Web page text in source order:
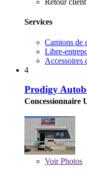
Retour
Services
Camions de
Libre-
Accessoires
4
Prodigy
Concessionnaire
VoirPhotos